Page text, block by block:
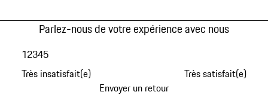
Parlez-nous de votre expérience avec nous
Très insatisfait(e)
12345
Très satisfait(e)
Envoyer un retour